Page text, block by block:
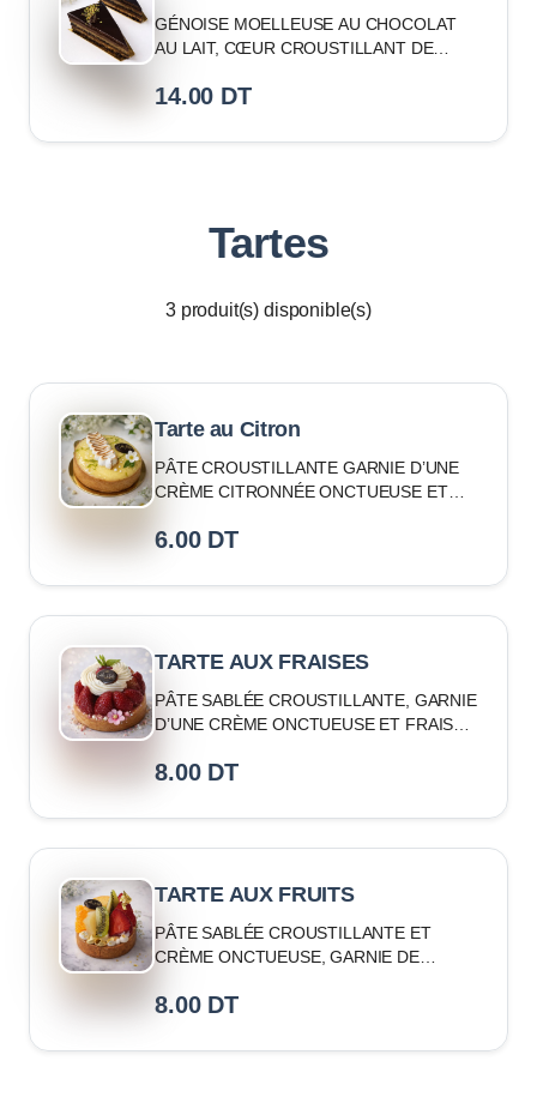
GÉNOISE MOELLEUSE AU CHOCOLAT
AU LAIT, CŒUR CROUSTILLANT DE
ONCTUEUSE
14.00 DT
Tartes
3 produit(s) disponible(s)
Tarte au Citron
PÂTE CROUSTILLANTE GARNIE D’UNE
CRÈME CITRONNÉE ONCTUEUSE ET
6.00 DT
TARTE AUX FRAISES
PÂTE SABLÉE CROUSTILLANTE, GARNIE
D’UNE CRÈME ONCTUEUSE ET FRAISES
8.00 DT
TARTE AUX FRUITS
PÂTE SABLÉE CROUSTILLANTE ET
CRÈME ONCTUEUSE, GARNIE DE
8.00 DT